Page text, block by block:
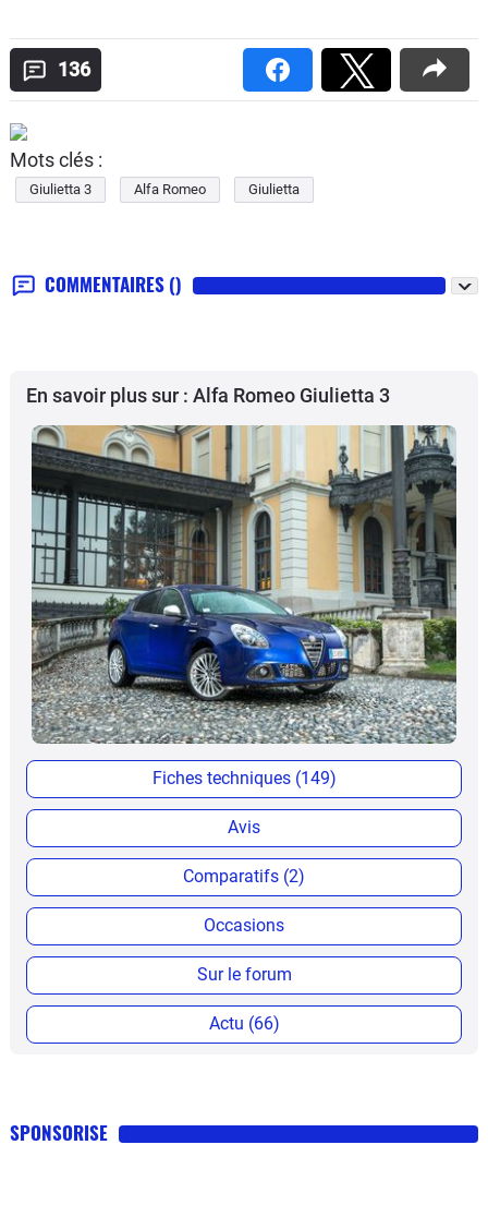
136
Mots clés :
Giulietta 3 Alfa Romeo Giulietta
COMMENTAIRES ()
En savoir plus sur : Alfa Romeo Giulietta 3
Fiches techniques (149)
Avis
Comparatifs (2)
Occasions
Sur le forum
Actu (66)
SPONSORISE